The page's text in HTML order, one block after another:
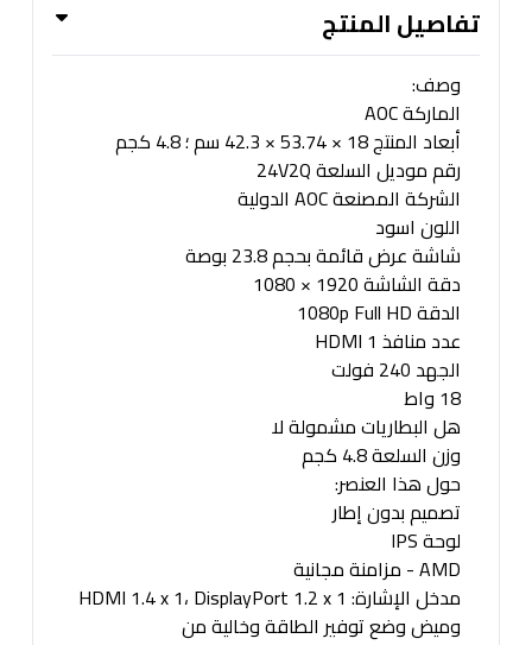
تفاصيل المنتج
وصف:
الماركة AOC
أبعاد المنتج 18 × 53.74 × 42.3 سم ؛ 4.8 كجم
رقم موديل السلعة 24V2Q
الشركة المصنعة AOC الدولية
اللون اسود
شاشة عرض قائمة بحجم 23.8 بوصة
دقة الشاشة 1920 × 1080
الدقة 1080p Full HD
عدد منافذ HDMI 1
الجهد 240 فولت
18 واط
هل البطاريات مشمولة لا
وزن السلعة 4.8 كجم
حول هذا العنصر:
تصميم بدون إطار
لوحة IPS
AMD - مزامنة مجانية
مدخل الإشارة: HDMI 1.4 x 1، DisplayPort 1.2 x 1
وميض وضع توفير الطاقة وخالية من